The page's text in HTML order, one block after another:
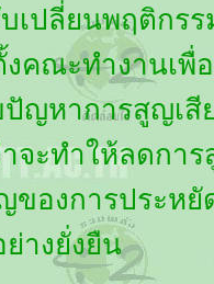
ปลี่ยนพฤติกร
คณะทำงานเพื่
ปัญหาการสูญ
ทำให้ลดการสู
คัญของการป
างยั่งยืน